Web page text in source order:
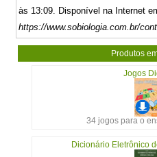
às 13:09. Disponível na Internet
https://www.sobiologia.com.br/
Produtos
Jogos
34 jogos para o
Dicionário Eletrônico